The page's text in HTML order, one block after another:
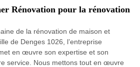
Rénovation pour la rénovation
de la rénovation de maison et
de Denges 1026, l’entreprise
en œuvre son expertise et son
service. Nous mettons tout en œuvre